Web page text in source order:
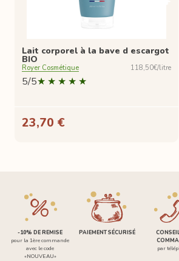
Lait corporel à la bave d escargot
BIO
Royer Cosmétique 118,50€/litre
5/5
23,70 €
-10% DE REMISE
pour la 1ère commande
avec le code
«NOUVEAU»
PAIEMENT SÉCURISÉ
par